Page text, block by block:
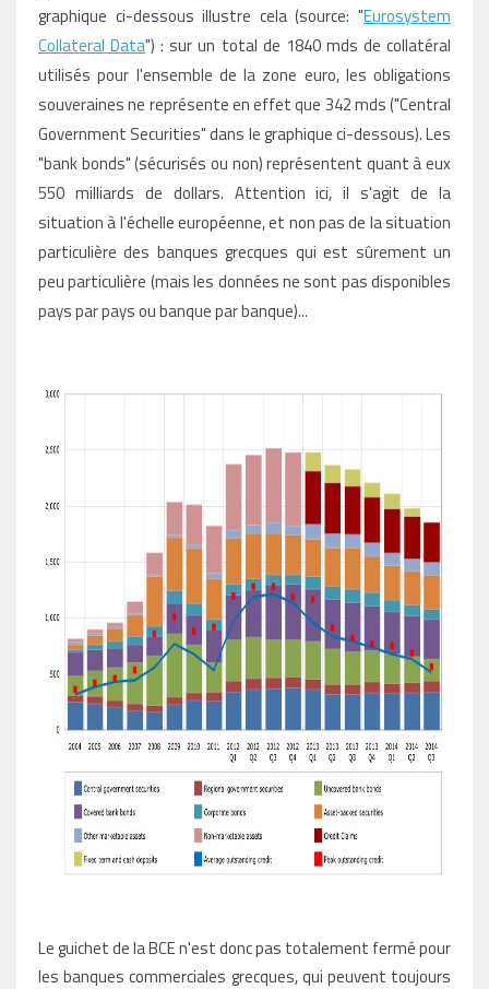
graphique ci-dessous illustre cela (source: "Eurosystem
Collateral Data") : sur un total de 1840 mds de collatéral
utilisés pour l'ensemble de la zone euro, les obligations
souveraines ne représente en effet que 342 mds("Central
Government Securities" dans le graphique ci-dessous). Les
"bank bonds" (sécurisés ou non) représentent quant à eux
550 milliards de dollars. Attention ici, il s'agit de la
situation à l'échelle européenne, et non pas de la situation
particulière des banques grecques qui est sûrement un
peu particulière (mais les données ne sont pas disponibles
pays par pays ou banque par banque)...
Le guichet de la BCE n'est donc pas totalement fermé pour
les banques commerciales grecques, qui peuvent toujours